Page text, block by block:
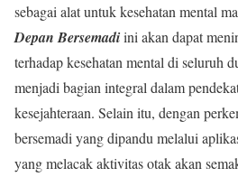
sebagai alat untuk kesehatan mental
Depan Bersemadiini akan dapat
terhadap kesehatan mental di seluruh
menjadi bagian integral dalam
kesejahteraan. Selain itu, dengan
bersemadi yang dipandu melalui
yang melacak aktivitas otak akan